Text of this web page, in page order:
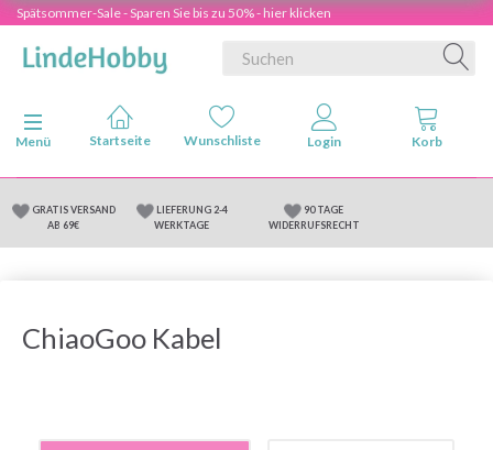
Spätsommer-Sale - Sparen Sie bis zu 50% - hier klicken
Anzeige ändern
Menü
GRATIS VERSAND
AB 69€
LIEFERUNG 2-4
WERKTAGE
90 TAGE
WIDERRUFSRECHT
ChiaoGoo Kabel